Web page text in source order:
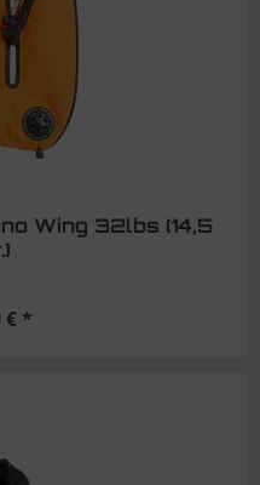
Wing 32lbs (14,5
€ *